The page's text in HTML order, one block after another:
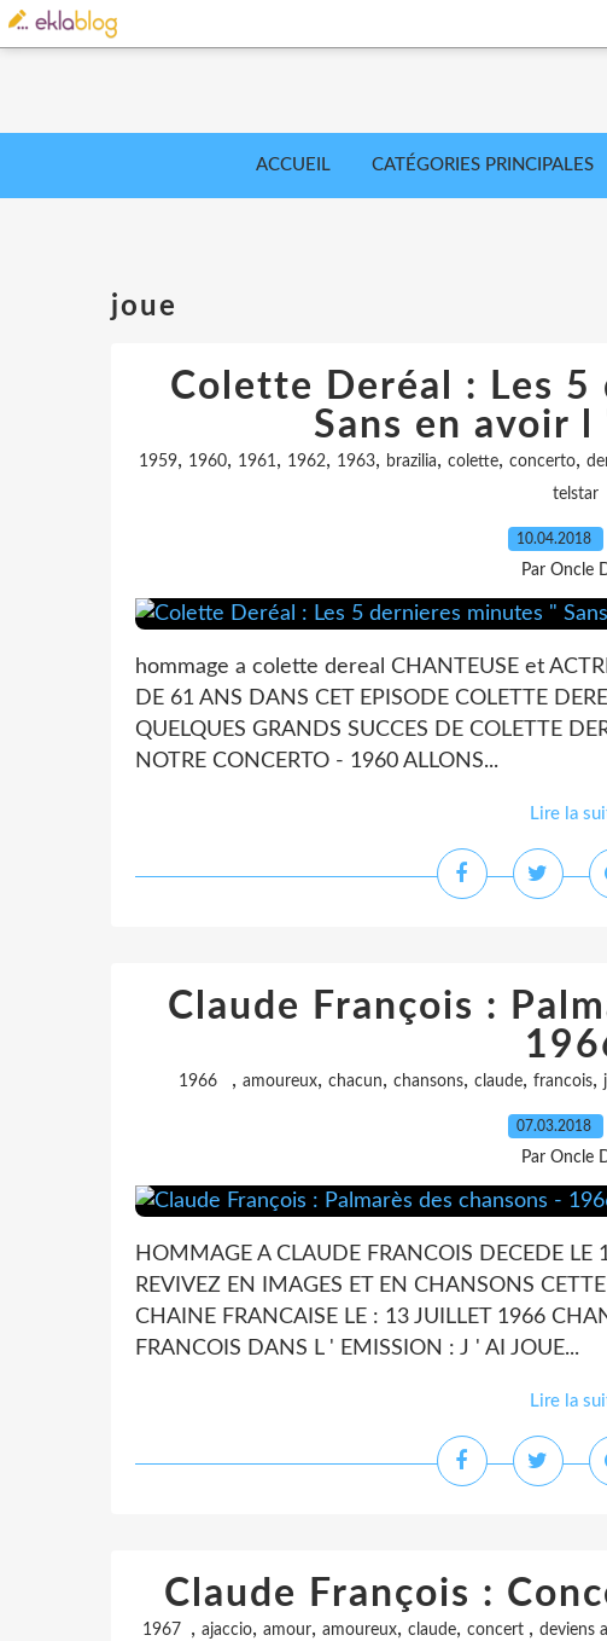
ACCUEIL CATÉGORIES PRINCIPALES
joue
Colette Deréal : Les
Sans en avoir
1959, 1960, 1961, 1962, 1963, brazilia, colette, concerto,
telstar
10.04.2018
Par Oncle
hommage a colette dereal CHANTEUSE et
DE 61 ANS DANS CET EPISODE COLETTE
QUELQUES GRANDS SUCCES DE COLETTE
NOTRE CONCERTO - 1960 ALLONS...
Lire la
Claude François :
1966 , amoureux, chacun, chansons, claude, francois,
07.03.2018
Par Oncle
HOMMAGE A CLAUDE FRANCOIS DECEDE LE
REVIVEZ EN IMAGES ET EN CHANSONS
CHAINE FRANCAISE LE : 13 JUILLET 1966
FRANCOIS DANS L ' EMISSION : J ' AI JOUE...
Lire la
Claude François :
1967 , ajaccio, amour, amoureux, claude, concert , deviens a